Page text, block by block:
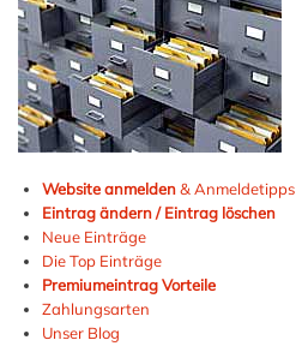
Website anmelden& Anmeldetipps
Eintrag ändern / Eintrag löschen
Neue Einträge
Die Top Einträge
Premiumeintrag Vorteile
Zahlungsarten
Unser Blog